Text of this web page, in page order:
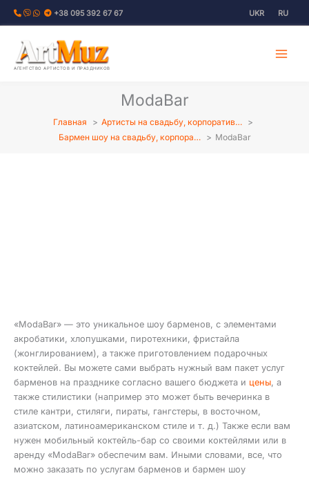
Перейти
+38 095 392 67 67 UKR RU
АГЕНТСТВО АРТИСТОВ И ПРАЗДНИКОВ
ModaBar
Главная
Артисты на свадьбу, корпоратив…
Бармен шоу на свадьбу, корпора…
ModaBar
«ModaBar» — это уникальное шоу барменов, с элементами
акробатики, хлопушками, пиротехники, фристайла
(жонглированием), а также приготовлением подарочных
коктейлей. Вы можете сами выбрать нужный вам пакет услуг
барменов на празднике согласно вашего бюджета и цены, а
также стилистики (например это может быть вечеринка в
стиле кантри, стиляги, пираты, гангстеры, в восточном,
азиатском, латиноамериканском стиле и т. д.) Также если вам
нужен мобильный коктейль-бар со своими коктейлями или в
аренду «ModaBar» обеспечим вам. Иными словами, все, что
можно заказать по услугам барменов и бармен шоу